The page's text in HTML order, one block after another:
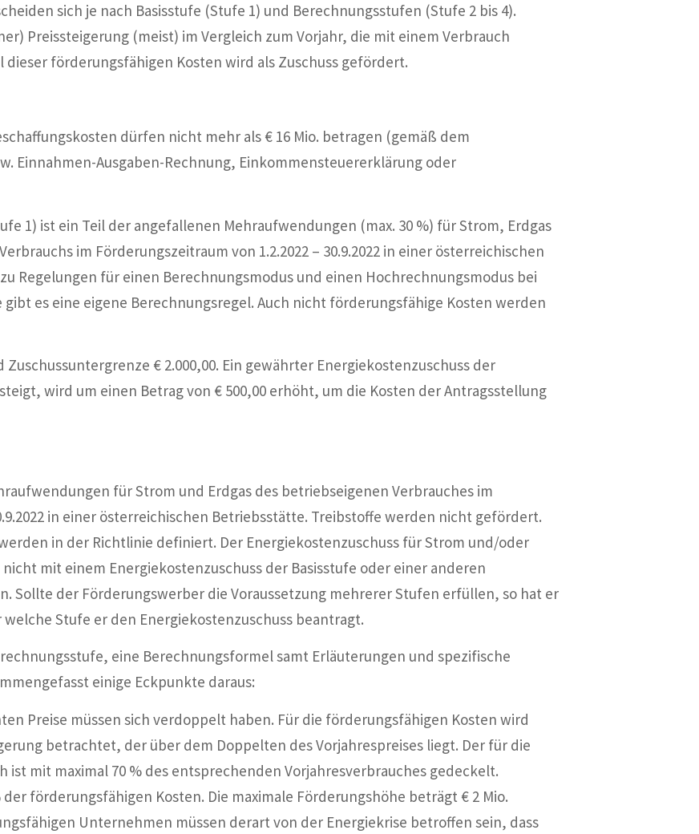
sich je nach Basisstufe (Stufe 1) und Berechnungsstufen (Stufe 2 bis 4).
Preissteigerung (meist) im Vergleich zum Vorjahr, die mit einem Verbrauch
förderungsfähigen Kosten wird als Zuschuss gefördert.
dürfen nicht mehr als € 16 Mio. betragen (gemäß dem
Einnahmen-Ausgaben-Rechnung, Einkommensteuererklärung oder
1) ist ein Teil der angefallenen Mehraufwendungen (max. 30 %) für Strom, Erdgas
im Förderungszeitraum von 1.2.2022 – 30.9.2022 in einer österreichischen
Regelungen für einen Berechnungsmodus und einen Hochrechnungsmodus bei
gibt es eine eigene Berechnungsregel. Auch nicht förderungsfähige Kosten werden
Zuschussuntergrenze € 2.000,00. Ein gewährter Energiekostenzuschuss der
wird um einen Betrag von € 500,00 erhöht, um die Kosten der Antragsstellung
für Strom und Erdgas des betriebseigenen Verbrauches im
in einer österreichischen Betriebsstätte. Treibstoffe werden nicht gefördert.
in der Richtlinie definiert. Der Energiekostenzuschuss für Strom und/oder
mit einem Energiekostenzuschuss der Basisstufe oder einer anderen
Sollte der Förderungswerber die Voraussetzung mehrerer Stufen erfüllen, so hat er
Stufe er den Energiekostenzuschuss beantragt.
eine Berechnungsformel samt Erläuterungen und spezifische
einige Eckpunkte daraus:
Preise müssen sich verdoppelt haben. Für die förderungsfähigen Kosten wird
betrachtet, der über dem Doppelten des Vorjahrespreises liegt. Der für die
ist mit maximal 70 % des entsprechenden Vorjahresverbrauches gedeckelt.
förderungsfähigen Kosten. Die maximale Förderungshöhe beträgt € 2 Mio.
Unternehmen müssen derart von der Energiekrise betroffen sein, dass